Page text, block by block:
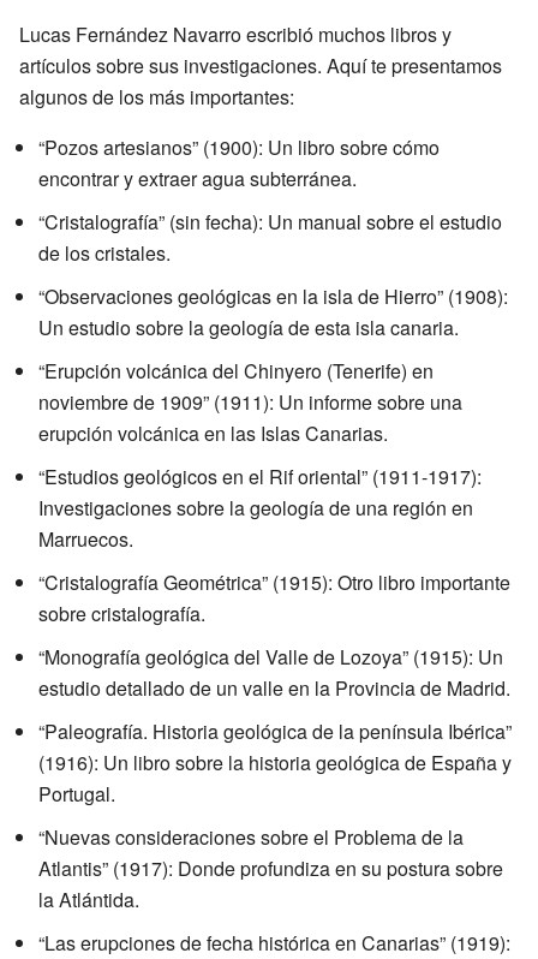
Lucas Fernández Navarro escribió muchos libros y
artículos sobre sus investigaciones. Aquí te presentamos
algunos de los más importantes:
“Pozos artesianos” (1900): Un libro sobre cómo
encontrar y extraer agua subterránea.
“Cristalografía” (sin fecha): Un manual sobre el estudio
de los cristales.
“Observaciones geológicas en la isla de Hierro” (1908):
Un estudio sobre la geología de esta isla canaria.
“Erupción volcánica del Chinyero (Tenerife) en
noviembre de 1909” (1911): Un informe sobre una
erupción volcánica en las Islas Canarias.
“Estudios geológicos en el Rif oriental” (1911-1917):
Investigaciones sobre la geología de una región en
Marruecos.
“Cristalografía Geométrica” (1915): Otro libro importante
sobre cristalografía.
“Monografía geológica del Valle de Lozoya” (1915): Un
estudio detallado de un valle en la Provincia de Madrid.
“Paleografía. Historia geológica de la península Ibérica”
(1916): Un libro sobre la historia geológica de España y
Portugal.
“Nuevas consideraciones sobre el Problema de la
Atlantis” (1917): Donde profundiza en su postura sobre
la Atlántida.
“Las erupciones de fecha histórica en Canarias” (1919):